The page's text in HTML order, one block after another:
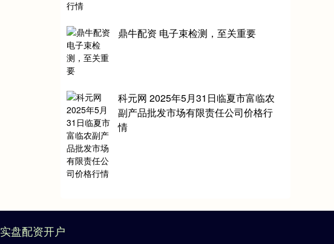
鼎牛配资 电子束检测，至关重要
科元网 2025年5月31日临夏市富临农
副产品批发市场有限责任公司价格行
情
实盘配资开户